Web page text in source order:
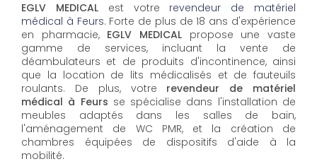
EGLV MEDICALest votre revendeur de matériel
médical à Feurs. Forte de plus de 18 ans d'expérience
en pharmacie, EGLV MEDICAL propose une vaste
gamme de services, incluant la vente de
déambulateurs et de produits d'incontinence, ainsi
que la location de lits médicalisés et de fauteuils
roulants. De plus, votre revendeur de matériel
médical à Feurs se spécialise dans l'installation de
meubles adaptés dans les salles de bain,
l'aménagement de WC PMR, et la création de
chambres équipées de dispositifs d'aide à la
mobilité.